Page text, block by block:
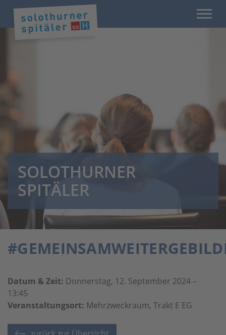
SOLOTHURNER
SPITÄLER
Datum & Zeit: Donnerstag, 12. September 2024 –
13:45
Veranstaltungsort: Mehrzweckraum, Trakt E EG